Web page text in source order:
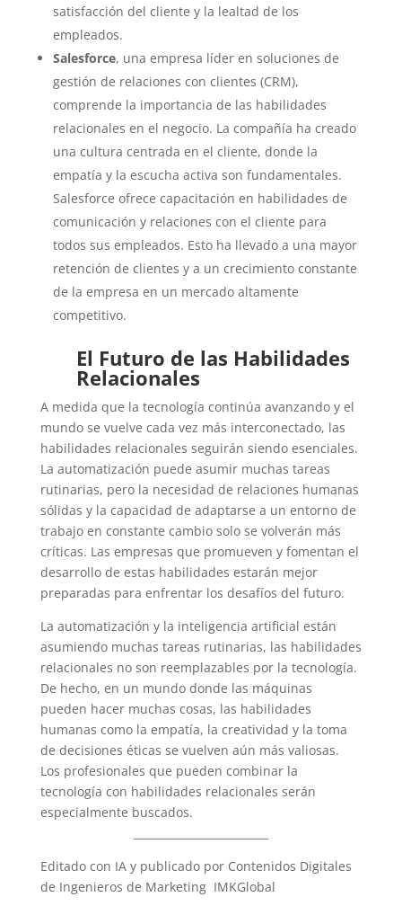
satisfacción del cliente y la lealtad de los
empleados.
Salesforce, una empresa líder en soluciones de
gestión de relaciones con clientes (CRM),
comprende la importancia de las habilidades
relacionales en el negocio. La compañía ha creado
una cultura centrada en el cliente, donde la
empatía y la escucha activa son fundamentales.
Salesforce ofrece capacitación en habilidades de
comunicación y relaciones con el cliente para
todos sus empleados. Esto ha llevado a una mayor
retención de clientes y a un crecimiento constante
de la empresa en un mercado altamente
competitivo.
El Futuro de las Habilidades
Relacionales
A medida que la tecnología continúa avanzando y el
mundo se vuelve cada vez más interconectado, las
habilidades relacionales seguirán siendo esenciales.
La automatización puede asumir muchas tareas
rutinarias, pero la necesidad de relaciones humanas
sólidas y la capacidad de adaptarse a un entorno de
trabajo en constante cambio solo se volverán más
críticas. Las empresas que promueven y fomentan el
desarrollo de estas habilidades estarán mejor
preparadas para enfrentar los desafíos del futuro.
La automatización y la inteligencia artificial están
asumiendo muchas tareas rutinarias, las habilidades
relacionales no son reemplazables por la tecnología.
De hecho, en un mundo donde las máquinas
pueden hacer muchas cosas, las habilidades
humanas como la empatía, la creatividad y la toma
de decisiones éticas se vuelven aún más valiosas.
Los profesionales que pueden combinar la
tecnología con habilidades relacionales serán
especialmente buscados.
Editado con IA y publicado por Contenidos Digitales
de Ingenieros de Marketing IMKGlobal